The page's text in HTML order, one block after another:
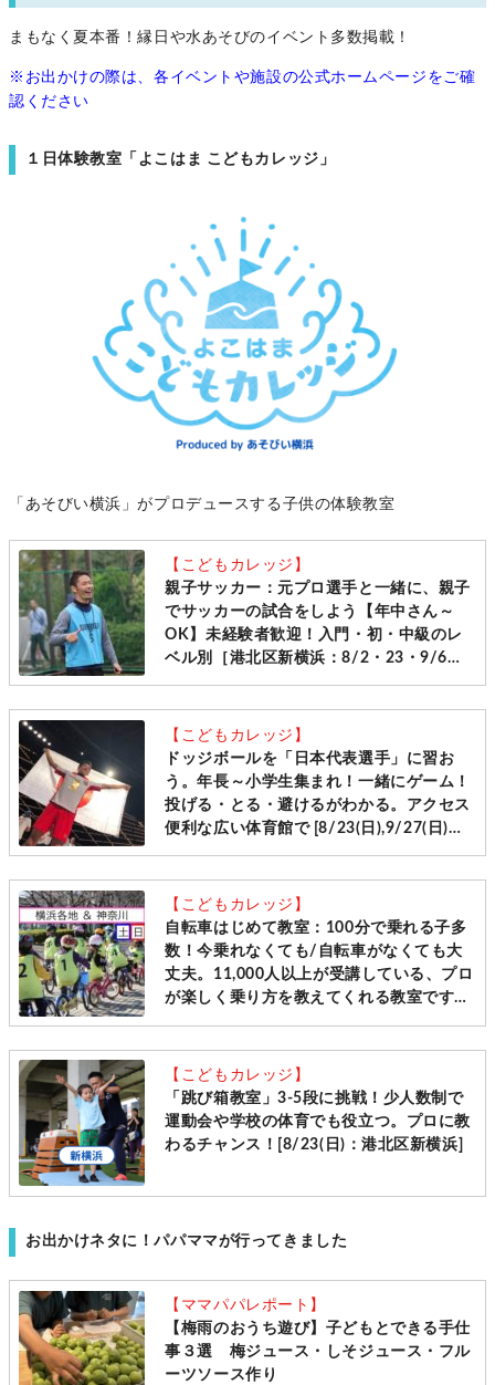
まもなく夏本番！縁日や水あそびのイベント多数掲載！
※お出かけの際は、各イベントや施設の公式ホームページをご確
認ください
１日体験教室「よこはま こどもカレッジ」
「あそびい横浜」がプロデュースする子供の体験教室
【こどもカレッジ】
親子サッカー：元プロ選手と一緒に、親子
でサッカーの試合をしよう【年中さん～
OK】未経験者歓迎！入門・初・中級のレ
ベル別［港北区新横浜：8/2・23・9/6・
【こどもカレッジ】
ドッジボールを「日本代表選手」に習お
う。年長～小学生集まれ！一緒にゲーム！
投げる・とる・避けるがわかる。アクセス
便利な広い体育館で [8/23(日),9/27(日)＠
【こどもカレッジ】
自転車はじめて教室：100分で乗れる子多
数！今乗れなくても/自転車がなくても大
丈夫。11,000人以上が受講している、プロ
が楽しく乗り方を教えてくれる教室です
【こどもカレッジ】
「跳び箱教室」3-5段に挑戦！少人数制で
運動会や学校の体育でも役立つ。プロに教
わるチャンス！[8/23(日)：港北区新横浜]
お出かけネタに！パパママが行ってきました
【ママパパレポート】
【梅雨のおうち遊び】子どもとできる手仕
事３選 梅ジュース・しそジュース・フル
ーツソース作り